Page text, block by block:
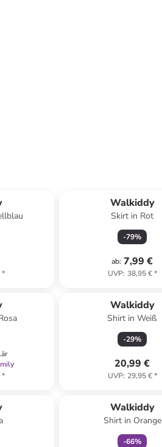
*
Walkiddy
Skirt in Rot
-79%
ab: 7,99 €
UVP: 38,95 €*
*
Walkiddy
Shirt in Weiß
-29%
20,99 €
UVP: 29,95 €*
Walkiddy
Shirt in Orange
-66%